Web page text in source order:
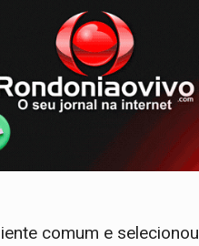
comum e selecionou